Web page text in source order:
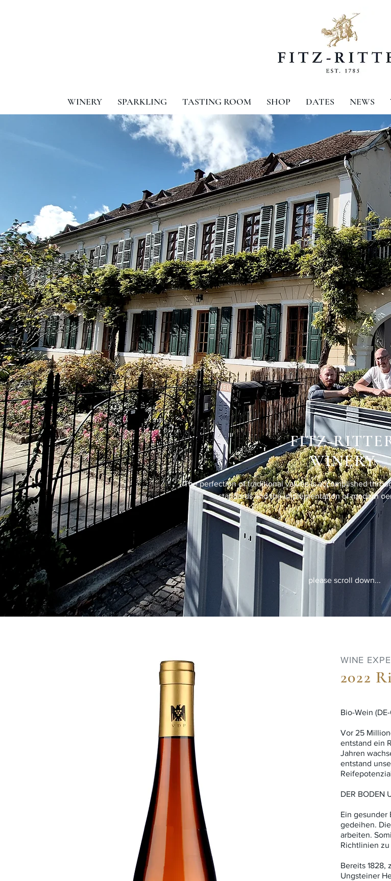
WINERY SPARKLING TASTING ROOM SHOP DATES NEWS
FITZ-
WINERY
The perfection of traditional values is accomplished
standards and the implementation of modern
please scroll down...
WINE
2022
Bio-Wein
Vor 25
entstand ein
Jahren
entstand
DER BODEN
Ein gesunder
gedeihen.
arbeiten.
Richtlinien
Bereits 1828,
Ungsteiner